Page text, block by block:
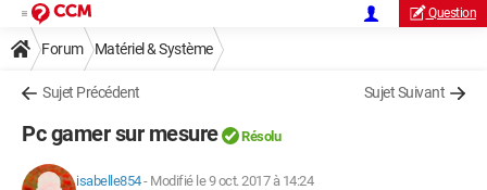
Question
Forum Matériel & Système
Sujet Précédent Sujet Suivant
Pc gamer sur mesure Résolu
isabelle854- Modifié le 9 oct. 2017 à 14:24